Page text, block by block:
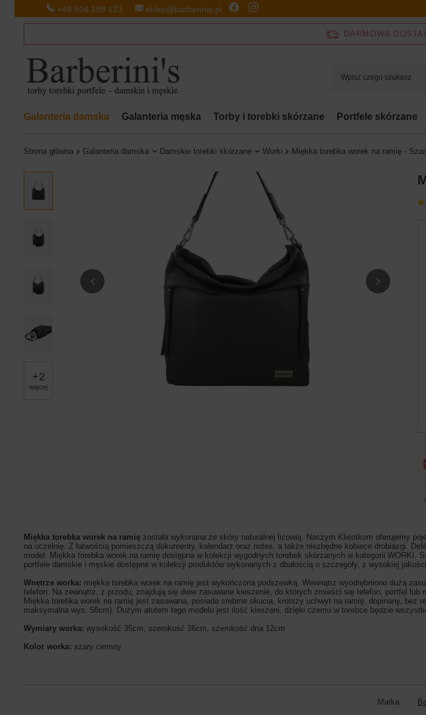
+48 504 199 123 sklep@barberinis.pl
DARMOWA
Galanteria damska Galanteria męska Torby i torebki skórzane Portfele skórzane
Strona główna Galanteria damska Damskie torebki skórzane Worki Miękka torebka worek na ramię -
+2
więcej
Miękka torebka worek na ramię została wykonana ze skóry naturalnej licowej. Naszym Klientkom oferujemy
na uczelnię. Z łatwością pomieszczą dokumenty, kalendarz oraz notes, a także niezbędne kobiece drobiazgi.
model. Miękka torebka worek na ramię dostępna w kolekcji wygodnych torebek skórzanych w kategorii
portfele damskie i męskie dostępne w kolekcji produktów wykonanych z dbałością o szczegóły, z wysokiej
Wnętrze worka: miękka torebka worek na ramię jest wykończona podszewką. Wewnątrz wyodrębniono dużą
telefon. Na zewnątrz, z przodu, znajdują się dwie zasuwane kieszenie, do których zmieści się telefon, portfel
Miękka torebka worek na ramię jest zasuwana, posiada srebrne okucia, krótszy uchwyt na ramię, dopinany, bez
maksymalna wys. 58cm). Dużym atutem tego modelu jest ilość kieszeni, dzięki czemu w torebce będzie
Wymiary worka: wysokość 35cm, szerokość 36cm, szerokość dna 12cm
Kolor worka: szary ciemny
Marka